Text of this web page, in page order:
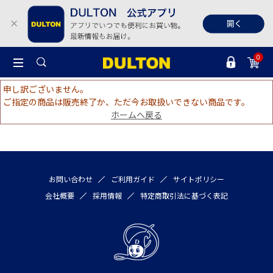
0
申し訳ございません。
ご指定の商品は販売終了か、ただ今お取扱いできない商品です。
ホームへ戻る
お問い合わせ ご利用ガイド
サイトポリシー
会社概要
採用情報 特定商取引法に基づく表記